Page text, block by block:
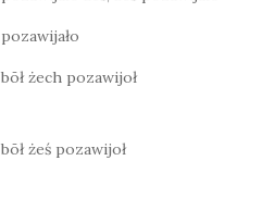
pozawijało
bōł żech pozawijoł
bōł żeś pozawijoł